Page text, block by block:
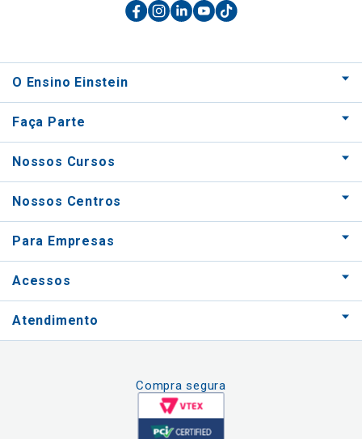
O Ensino Einstein
Faça Parte
Nossos Cursos
Nossos Centros
Para Empresas
Acessos
Atendimento
Compra segura